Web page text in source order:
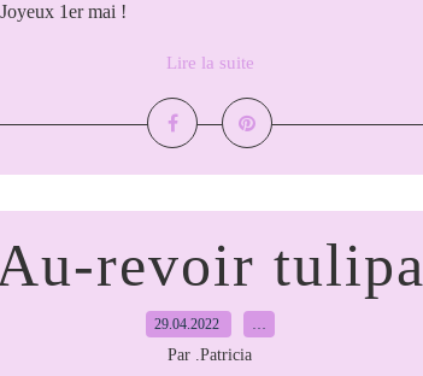
1er mai !
Lire la suite
revoir tulipa
29.04.2022 …
Par .Patricia